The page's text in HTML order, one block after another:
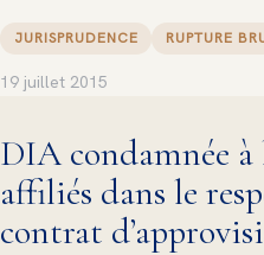
JURISPRUDENCE RUPTURE
19 juillet 2015
DIA condamnée à
affiliés dans le
contrat